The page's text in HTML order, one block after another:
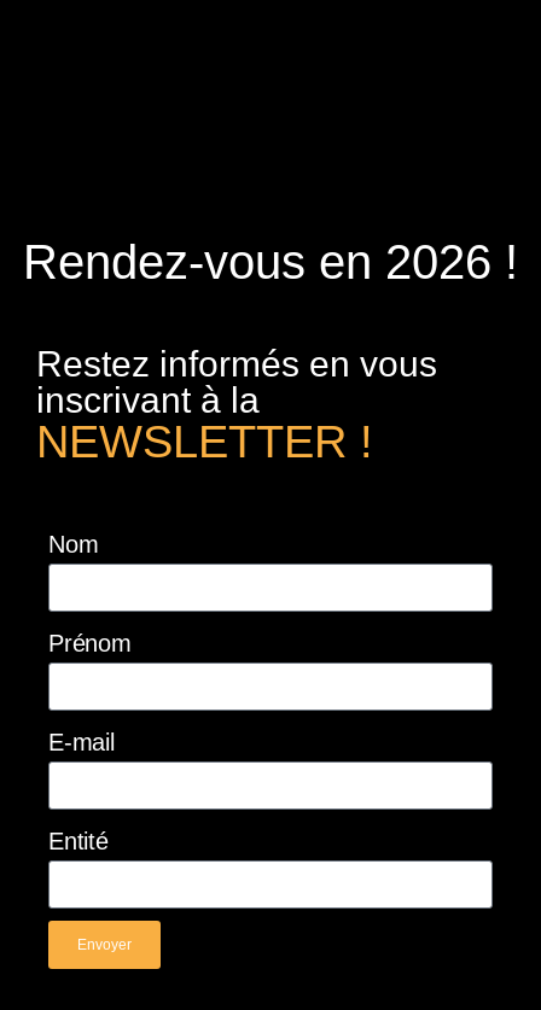
Rendez-vous en 2026 !
Restez informés en vous
inscrivant à la
NEWSLETTER !
Nom
Prénom
E-mail
Entité
Envoyer